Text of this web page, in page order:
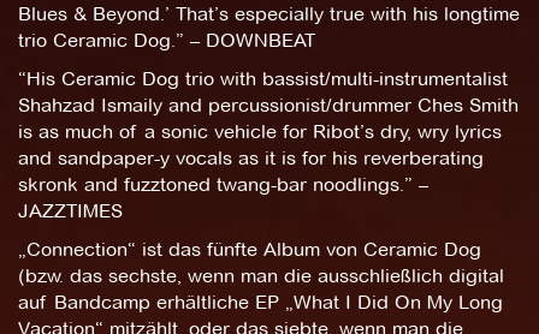
Blues & Beyond.’ That’s especially true with his longtime
trio Ceramic Dog.” – DOWNBEAT
“His Ceramic Dog trio with bassist/multi-instrumentalist
Shahzad Ismaily and percussionist/drummer Ches Smith
is as much of a sonic vehicle for Ribot’s dry, wry lyrics
and sandpaper-y vocals as it is for his reverberating
skronk and fuzztoned twang-bar noodlings.” –
JAZZTIMES
„Connection“ ist das fünfte Album von Ceramic Dog
(bzw. das sechste, wenn man die ausschließlich digital
auf Bandcamp erhältliche EP „What I Did On My Long
Vacation“ mitzählt, oder das siebte, wenn man die